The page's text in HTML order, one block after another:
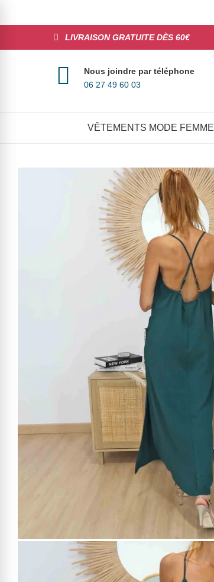
LIVRAISON GRATUITE DÈS 60€
Nous joindre par téléphone
06 27 49 60 03
VÊTEMENTS MODE FEMME